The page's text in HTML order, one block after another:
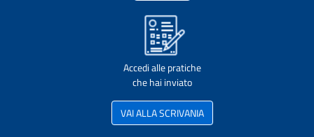
Accedi alle pratiche
che hai inviato
VAI ALLA SCRIVANIA